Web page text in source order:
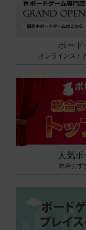
ボード
オンラインスト
人気
総合おす